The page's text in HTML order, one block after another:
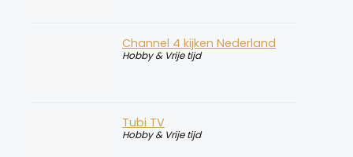
Channel 4 kijken Nederland
Hobby & Vrije tijd
Tubi TV
Hobby & Vrije tijd